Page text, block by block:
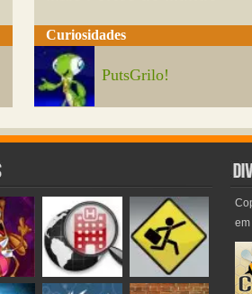
Curiosidades
PutsGrilo!